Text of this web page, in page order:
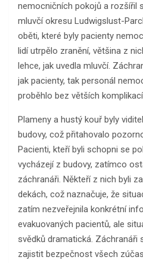
nemocničních pokojů a rozšířil
mluvčí okresu Ludwigslust-
oběti, které byly pacienty
lidí utrpělo zranění, většina z
lehce, jak uvedla mluvčí.
jak pacienty, tak personál
proběhlo bez větších
Plameny a hustý kouř byly
budovy, což přitahovalo
Pacienti, kteří byli schopni se
vycházejí z budovy, zatímco
záchranáři. Někteří z nich byli
dekách, což naznačuje, že
zatím nezveřejnila konkrétní
evakuovaných pacientů, ale
svědků dramatická. Záchranáři
zajistit bezpečnost všech